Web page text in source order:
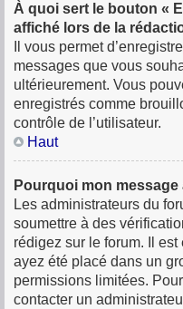
À quoi sert le bouton «
affiché lors de la
Il vous permet
messages que vous
ultérieurement. Vous
enregistrés comme
contrôle de l’utilisateur.
Haut
Pourquoi mon message
Les administrateurs du
soumettre à des
rédigez sur le forum. Il
ayez été placé dans un
permissions limitées.
contacter un